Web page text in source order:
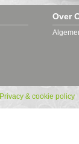
Over
Privacy & cookie policy